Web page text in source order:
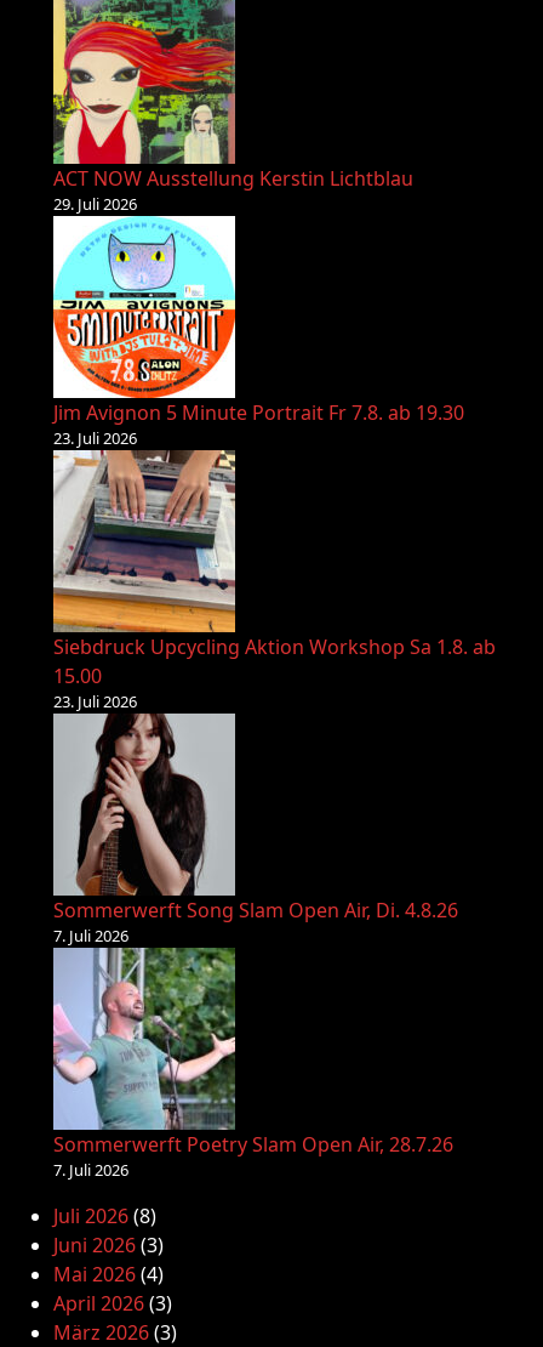
ACT NOW Ausstellung Kerstin Lichtblau
29. Juli 2026
Jim Avignon 5 Minute Portrait Fr 7.8. ab 19.30
23. Juli 2026
Siebdruck Upcycling Aktion Workshop Sa 1.8. ab
15.00
23. Juli 2026
Sommerwerft Song Slam Open Air, Di. 4.8.26
7. Juli 2026
Sommerwerft Poetry Slam Open Air, 28.7.26
7. Juli 2026
Juli 2026(8)
Juni 2026(3)
Mai 2026(4)
April 2026(3)
März 2026(3)